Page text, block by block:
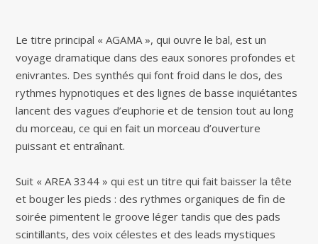
Le titre principal « AGAMA », qui ouvre le bal, est un
voyage dramatique dans des eaux sonores profondes et
enivrantes. Des synthés qui font froid dans le dos, des
rythmes hypnotiques et des lignes de basse inquiétantes
lancent des vagues d’euphorie et de tension tout au long
du morceau, ce qui en fait un morceau d’ouverture
puissant et entraînant.
Suit « AREA 3344 » qui est un titre qui fait baisser la tête
et bouger les pieds : des rythmes organiques de fin de
soirée pimentent le groove léger tandis que des pads
scintillants, des voix célestes et des leads mystiques